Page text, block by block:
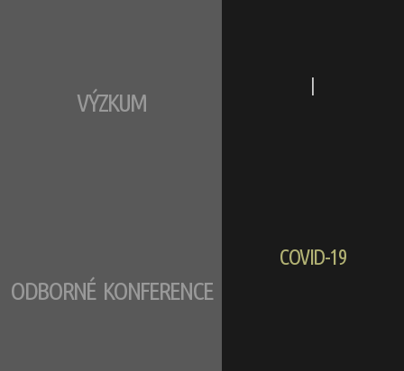
VÝZKUM
ODBORNÉ KONFERENCE
COVID-19